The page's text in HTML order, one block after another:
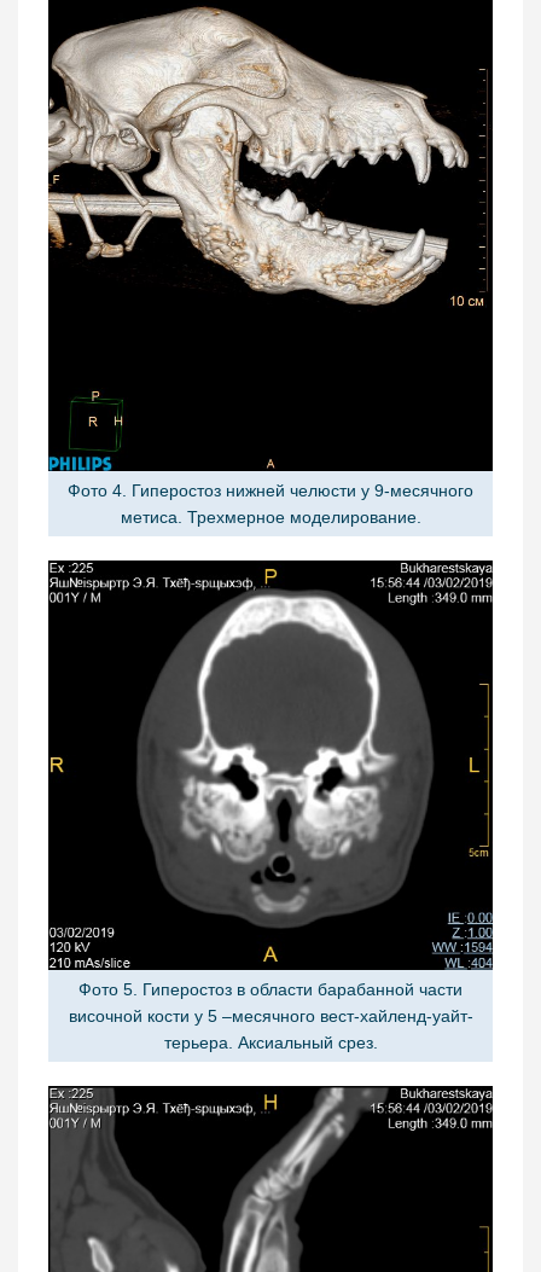
Фото 4. Гиперостоз нижней челюсти у 9-месячного
метиса. Трехмерное моделирование.
Фото 5. Гиперостоз в области барабанной части
височной кости у 5 –месячного вест-хайленд-уайт-
терьера. Аксиальный срез.